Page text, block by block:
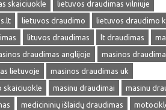
skaiciuokle
lietuvos draudimas vilniuje
lietuvos draudimo
lietuvos draudimo
lituvos draudimas lt draudimas
draudimas anglijoje
masinos
lietuvoje
masinos draudimas uk
skaiciuokle masinu draudimai
masinu
medicininių išlaidų draudimas